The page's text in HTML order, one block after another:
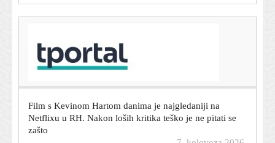
Nijemac u Privlaci pio s nepoznatima pa pretučen: Ostao
bez mobitela i novca
Netflixu u RH. Nakon loših kritika teško je ne pitati se
zašto